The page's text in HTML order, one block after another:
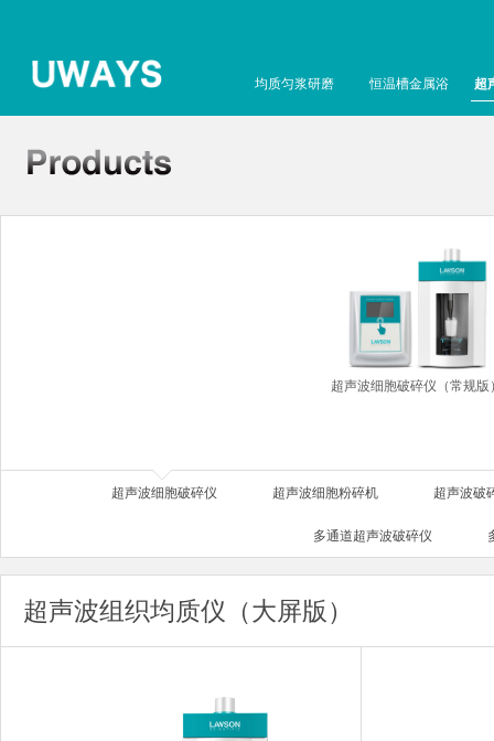
均质匀浆研磨 恒温槽金属浴 超
超声波细胞破碎仪（常规版
超声波细胞破碎仪 超声波细胞粉碎机 超声波破
多通道超声波破碎仪
超声波组织均质仪（大屏版）